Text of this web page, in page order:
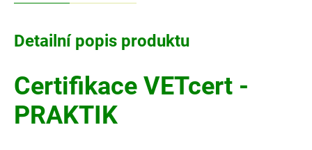
Detailní popis produktu
Certifikace VETcert -
PRAKTIK